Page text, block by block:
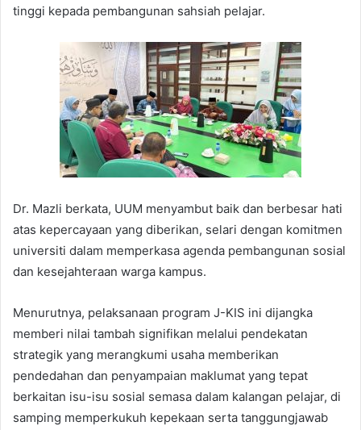
tinggi kepada pembangunan sahsiah pelajar.
Dr. Mazli berkata, UUM menyambut baik dan berbesar hati
atas kepercayaan yang diberikan, selari dengan komitmen
universiti dalam memperkasa agenda pembangunan sosial
dan kesejahteraan warga kampus.
Menurutnya, pelaksanaan program J-KIS ini dijangka
memberi nilai tambah signifikan melalui pendekatan
strategik yang merangkumi usaha memberikan
pendedahan dan penyampaian maklumat yang tepat
berkaitan isu-isu sosial semasa dalam kalangan pelajar, di
samping memperkukuh kepekaan serta tanggungjawab